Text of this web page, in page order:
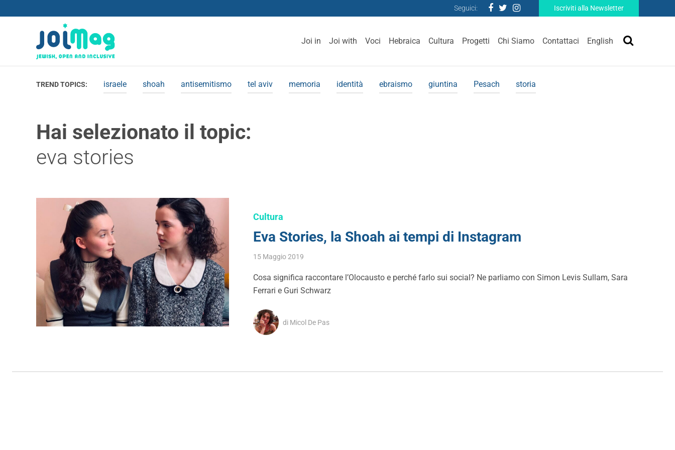
Seguici: Iscriviti alla Newsletter
Joi in Joi with Voci Hebraica Cultura Progetti Chi Siamo Contattaci English
TREND TOPICS: israele shoah antisemitismo tel aviv memoria identità ebraismo giuntina Pesach storia
Hai selezionato il topic:
eva stories
Cultura
Eva Stories, la Shoah ai tempi di Instagram
15 Maggio 2019
Cosa significa raccontare l’Olocausto e perché farlo sui social? Ne parliamo con Simon Levis Sullam, Sara
Ferrari e Guri Schwarz
di Micol De Pas